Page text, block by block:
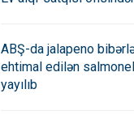
ABŞ-da jalapeno
ehtimal edilən
yayılıb